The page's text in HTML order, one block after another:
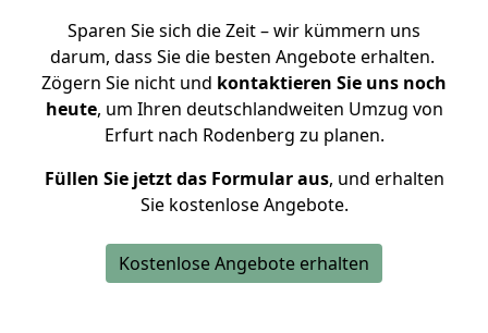
Sparen Sie sich die Zeit – wir kümmern uns
darum, dass Sie die besten Angebote erhalten.
Zögern Sie nicht und kontaktieren Sie uns noch
heute, um Ihren deutschlandweiten Umzug von
Erfurt nach Rodenberg zu planen.
Füllen Sie jetzt das Formular aus, und erhalten
Sie kostenlose Angebote.
Kostenlose Angebote erhalten